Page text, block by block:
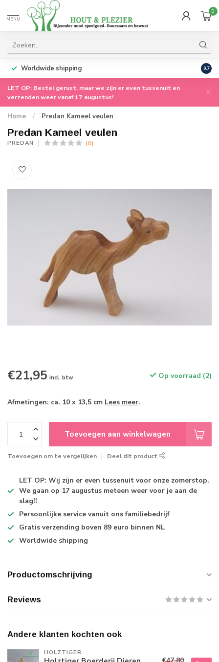
MENU
0
Worldwide shipping 9.7
LET OP: Bestel gerust, maar we zijn er even tussenuit en
verzenden weer vanaf 17 augustus!
Home / Predan Kameel veulen
Predan Kameel veulen
PREDAN (0)
€21,95 Incl. btw Op voorraad (2)
Afmetingen: ca. 10 x 13,5 cm Lees meer.
Toevoegen aan winkelwagen
Toevoegen om te vergelijken Deel dit product
LET OP: Wij zijn er even tussenuit voor onze zomerstop.
We gaan op 17 augustus meteen weer voor je aan de
slag!!
Persoonlijke service vanuit ons familiebedrijf
Gratis verzending boven 89 euro binnen NL
Worldwide shipping
Productomschrijving
Reviews
Andere klanten kochten ook
HOLZTIGER
€47,80